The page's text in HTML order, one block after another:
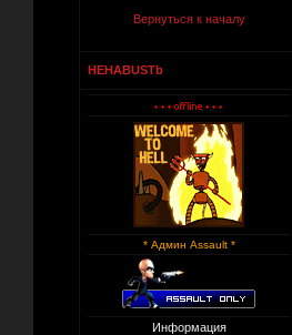
Вернуться к началу
HEHABUSTb
* Админ Assault *
Информация